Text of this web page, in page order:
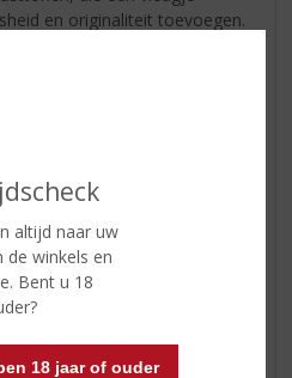
altijd naar uw
de winkels en
Bent u 18
18 jaar of ouder
en originaliteit toevoegen.
ideaal basisingrediënt voor
en de meest verfijnde